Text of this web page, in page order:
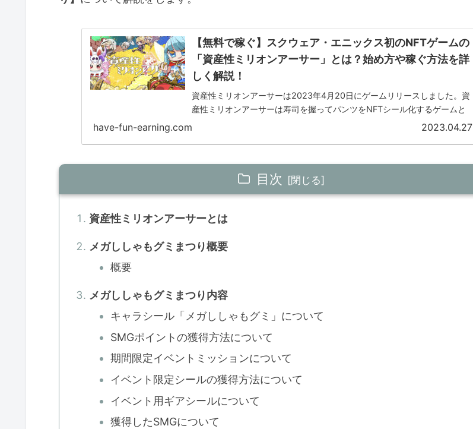
【無料で稼ぐ】スクウェア・エニックス初のNFTゲームの
「資産性ミリオンアーサー」とは？始め方や稼ぐ方法を詳
しく解説！
資産性ミリオンアーサーは2023年4月20日にゲームリリースしました。資
産性ミリオンアーサーは寿司を握ってパンツをNFTシール化するゲームと
いう、聞いただけでは意味のわからないゲームです。ゲーム進行はゲーム
have-fun-earning.com 2023.04.27
目次
資産性ミリオンアーサーとは
メガししゃもグミまつり概要
概要
メガししゃもグミまつり内容
キャラシール「メガししゃもグミ」について
SMGポイントの獲得方法について
期間限定イベントミッションについて
イベント限定シールの獲得方法について
イベント用ギアシールについて
獲得したSMGについて